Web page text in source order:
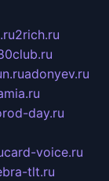
2rich.ru
adonyev.ru
day.ru
card-voice.ru
tlt.ru